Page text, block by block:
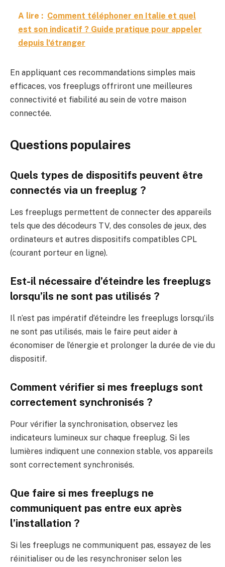
A lire : Comment téléphoner en Italie et quel
est son indicatif ? Guide pratique pour appeler
depuis l'étranger
En appliquant ces recommandations simples mais
efficaces, vos freeplugs offriront une meilleures
connectivité et fiabilité au sein de votre maison
connectée.
Questions populaires
Quels types de dispositifs peuvent être
connectés via un freeplug ?
Les freeplugs permettent de connecter des appareils
tels que des décodeurs TV, des consoles de jeux, des
ordinateurs et autres dispositifs compatibles CPL
(courant porteur en ligne).
Est-il nécessaire d’éteindre les freeplugs
lorsqu’ils ne sont pas utilisés ?
Il n’est pas impératif d’éteindre les freeplugs lorsqu’ils
ne sont pas utilisés, mais le faire peut aider à
économiser de l’énergie et prolonger la durée de vie du
dispositif.
Comment vérifier si mes freeplugs sont
correctement synchronisés ?
Pour vérifier la synchronisation, observez les
indicateurs lumineux sur chaque freeplug. Si les
lumières indiquent une connexion stable, vos appareils
sont correctement synchronisés.
Que faire si mes freeplugs ne
communiquent pas entre eux après
l’installation ?
Si les freeplugs ne communiquent pas, essayez de les
réinitialiser ou de les resynchroniser selon les